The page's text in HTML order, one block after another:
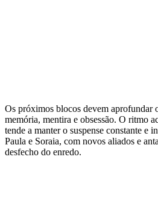
Os próximos blocos devem aprofundar
memória, mentira e obsessão. O ritmo
tende a manter o suspense constante e
Paula e Soraia, com novos aliados e
desfecho do enredo.